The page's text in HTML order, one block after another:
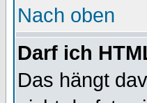
Nach oben
Darf ich
Das hängt